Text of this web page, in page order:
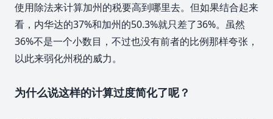
使用除法来计算加州的税要高到哪里去。但如果结合起来
看，内华达的37%和加州的50.3%就只差了36%。虽然
36%不是一个小数目，不过也没有前者的比例那样夸张，
以此来弱化州税的威力。
为什么说这样的计算过度简化了呢？